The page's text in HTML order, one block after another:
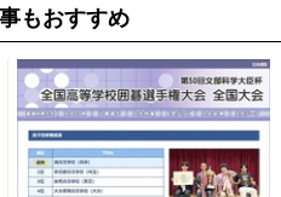
もおすすめ